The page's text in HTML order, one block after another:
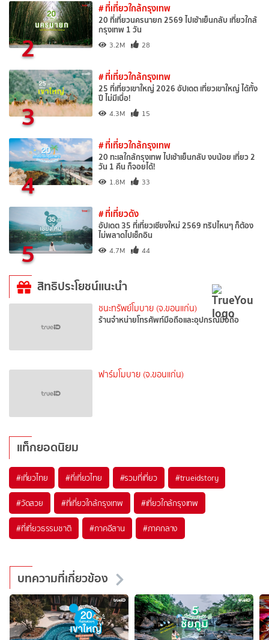
2
# ที่เที่ยวใกล้กรุงเทพ
20 ที่เที่ยวนครนายก 2569 ไปเช้าเย็นกลับ เที่ยวใกล้
กรุงเทพ 1 วัน
3.2M 28
3
# ที่เที่ยวใกล้กรุงเทพ
25 ที่เที่ยวเขาใหญ่ 2026 อัปเดต เที่ยวเขาใหญ่ ได้ทั้ง
ปี ไม่มีเบื่อ!
4.3M 15
4
# ที่เที่ยวใกล้กรุงเทพ
20 ทะเลใกล้กรุงเทพ ไปเช้าเย็นกลับ งบน้อย เที่ยว 2
วัน 1 คืน ก็จอยได้!
1.8M 33
5
# ที่เที่ยวดัง
อัปเดต 35 ที่เที่ยวเชียงใหม่ 2569 ทริปไหนๆ ก็ต้อง
ไม่พลาดไปเช็กอิน
4.7M 44
สิทธิประโยชน์แนะนำ
ชนะทรัพย์โมบาย (จ.ขอนแก่น)
ร้านจำหน่ายโทรศัพท์มือถือและอุปกรณ์มือถือ
ฟาร์มโมบาย (จ.ขอนแก่น)
แท็กยอดนิยม
#เที่ยวไทย #ที่เที่ยวไทย #รวมที่เที่ยว #trueidstory
#วัดสวย #ที่เที่ยวใกล้กรุงเทพ #เที่ยวใกล้กรุงเทพ
#ที่เที่ยวธรรมชาติ #ภาคอีสาน #ภาคกลาง
บทความที่เกี่ยวข้อง